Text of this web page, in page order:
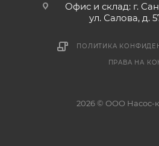
Офис и склад: г.
ул. Салова, д.
ПОЛИТИКА
ПРАВА НА
2026 © ООО Насос-